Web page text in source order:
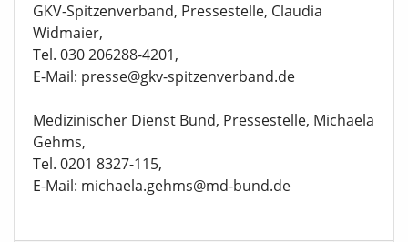
GKV-Spitzenverband, Pressestelle, Claudia
Widmaier,
Tel. 030 206288-4201,
E-Mail: presse@gkv-spitzenverband.de
Medizinischer Dienst Bund, Pressestelle, Michaela
Gehms,
Tel. 0201 8327-115,
E-Mail: michaela.gehms@md-bund.de